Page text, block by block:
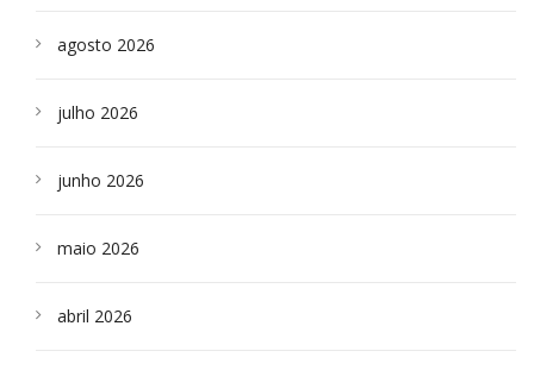
agosto 2026
julho 2026
junho 2026
maio 2026
abril 2026